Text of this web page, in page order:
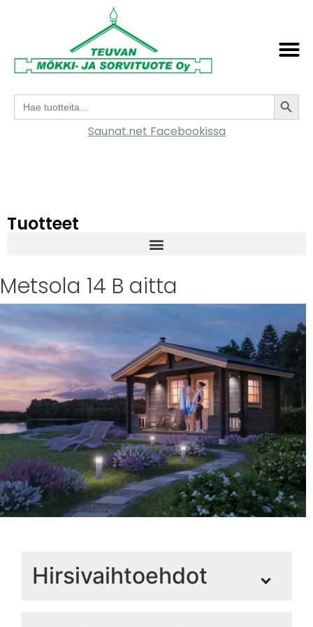
Search
for:
Saunat.net Facebookissa
Tuotteet
Metsola 14 B aitta
Hirsivaihtoehdot